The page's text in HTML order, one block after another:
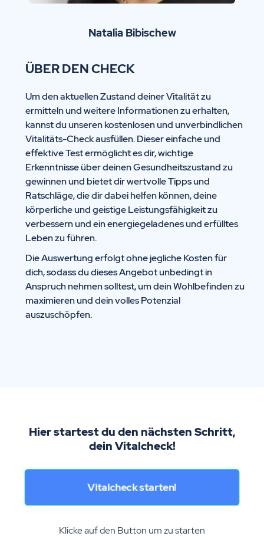
Natalia Bibischew
ÜBER DEN CHECK
Um den aktuellen Zustand deiner Vitalität zu
ermitteln und weitere Informationen zu erhalten,
kannst du unseren kostenlosen und unverbindlichen
Vitalitäts-Check ausfüllen. Dieser einfache und
effektive Test ermöglicht es dir, wichtige
Erkenntnisse über deinen Gesundheitszustand zu
gewinnen und bietet dir wertvolle Tipps und
Ratschläge, die dir dabei helfen können, deine
körperliche und geistige Leistungsfähigkeit zu
verbessern und ein energiegeladenes und erfülltes
Leben zu führen.
Die Auswertung erfolgt ohne jegliche Kosten für
dich, sodass du dieses Angebot unbedingt in
Anspruch nehmen solltest, um dein Wohlbefinden zu
maximieren und dein volles Potenzial
auszuschöpfen.
Hier startest du den nächsten Schritt,
dein Vitalcheck!
Vitalcheck starten!
Klicke auf den Button um zu starten